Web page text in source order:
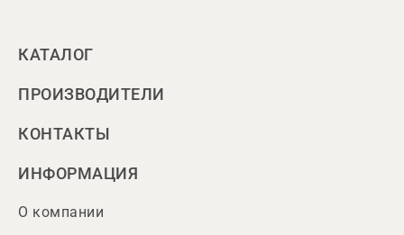
КАТАЛОГ
ПРОИЗВОДИТЕЛИ
КОНТАКТЫ
ИНФОРМАЦИЯ
О компании